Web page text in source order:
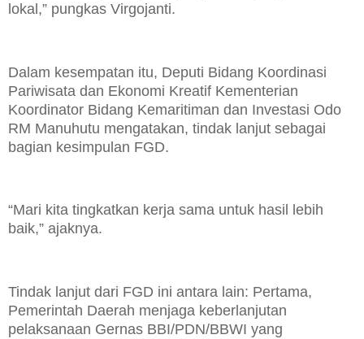
lokal,” pungkas Virgojanti.
Dalam kesempatan itu, Deputi Bidang Koordinasi
Pariwisata dan Ekonomi Kreatif Kementerian
Koordinator Bidang Kemaritiman dan Investasi Odo
RM Manuhutu mengatakan, tindak lanjut sebagai
bagian kesimpulan FGD.
“Mari kita tingkatkan kerja sama untuk hasil lebih
baik,” ajaknya.
Tindak lanjut dari FGD ini antara lain: Pertama,
Pemerintah Daerah menjaga keberlanjutan
pelaksanaan Gernas BBI/PDN/BBWI yang